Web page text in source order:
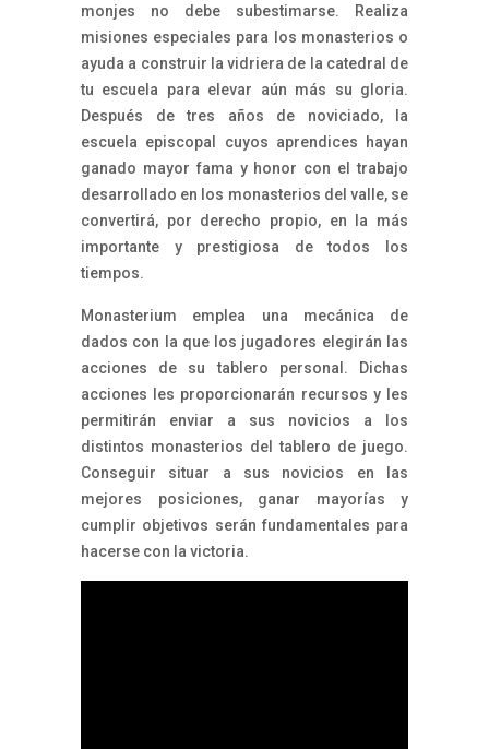
monjes no debe subestimarse. Realiza
misiones especiales para los monasterios o
ayuda a construir la vidriera de la catedral de
tu escuela para elevar aún más su gloria.
Después de tres años de noviciado, la
escuela episcopal cuyos aprendices hayan
ganado mayor fama y honor con el trabajo
desarrollado en los monasterios del valle, se
convertirá, por derecho propio, en la más
importante y prestigiosa de todos los
tiempos.
Monasterium emplea una mecánica de
dados con la que los jugadores elegirán las
acciones de su tablero personal. Dichas
acciones les proporcionarán recursos y les
permitirán enviar a sus novicios a los
distintos monasterios del tablero de juego.
Conseguir situar a sus novicios en las
mejores posiciones, ganar mayorías y
cumplir objetivos serán fundamentales para
hacerse con la victoria.